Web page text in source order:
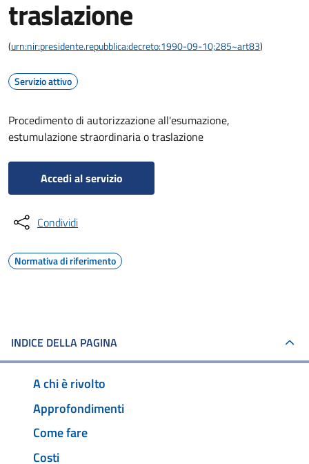
traslazione
(urn:nir:presidente.repubblica:decreto:1990-09-10;285~art83)
Servizio attivo
Procedimento di autorizzazione all'esumazione,
estumulazione straordinaria o traslazione
Accedi al servizio
Condividi
Normativa di riferimento
INDICE DELLA PAGINA
A chi è rivolto
Approfondimenti
Come fare
Costi